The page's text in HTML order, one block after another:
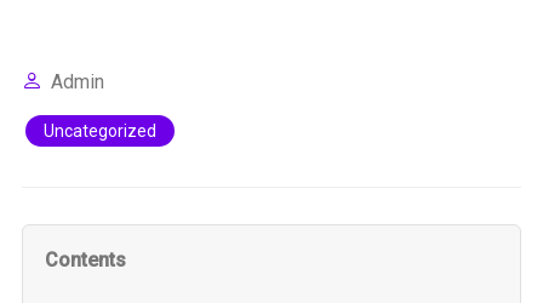
Admin
Uncategorized
Contents